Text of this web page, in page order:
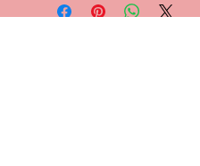
cm. Douille colorée montée